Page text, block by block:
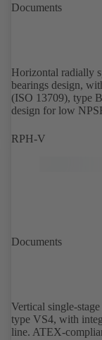
Documents
Horizontal radially
bearings design,
(ISO 13709), type
design for low
RPH-V
Documents
Vertical single-
type VS4, with
line. ATEX-